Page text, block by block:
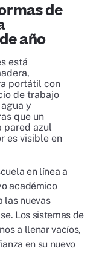
de
año
en línea a
académico
las nuevas
Los sistemas de
a llenar vacíos,
en su nuevo